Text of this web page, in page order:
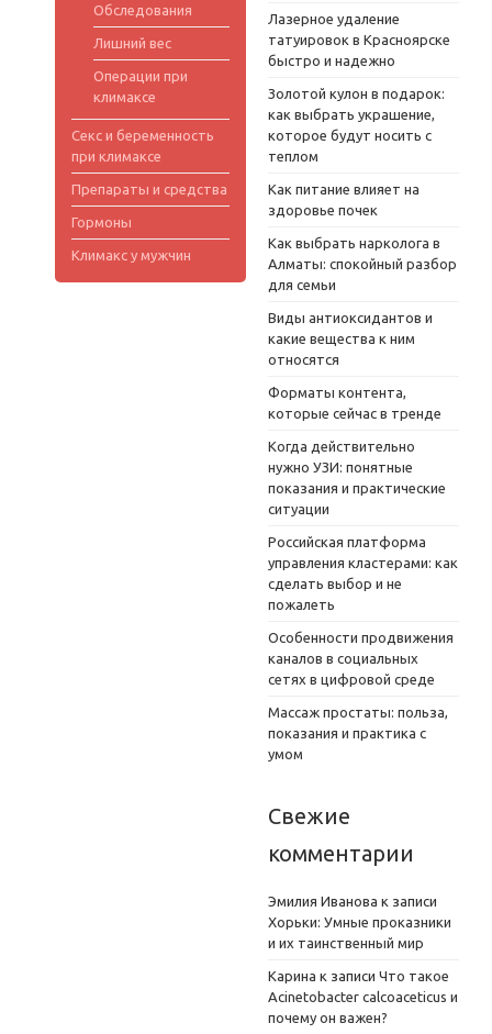
Обследования
Лишний вес
Операции при
климаксе
Секс и беременность
при климаксе
Препараты и средства
Гормоны
Климакс у мужчин
Лазерное удаление
татуировок в Красноярске
быстро и надежно
Золотой кулон в подарок:
как выбрать украшение,
которое будут носить с
теплом
Как питание влияет на
здоровье почек
Как выбрать нарколога в
Алматы: спокойный разбор
для семьи
Виды антиоксидантов и
какие вещества к ним
относятся
Форматы контента,
которые сейчас в тренде
Когда действительно
нужно УЗИ: понятные
показания и практические
ситуации
Российская платформа
управления кластерами: как
сделать выбор и не
пожалеть
Особенности продвижения
каналов в социальных
сетях в цифровой среде
Массаж простаты: польза,
показания и практика с
умом
Свежие
комментарии
Эмилия Иванова к записи
Хорьки: Умные проказники
и их таинственный мир
Карина к записи Что такое
Acinetobacter calcoaceticus и
почему он важен?